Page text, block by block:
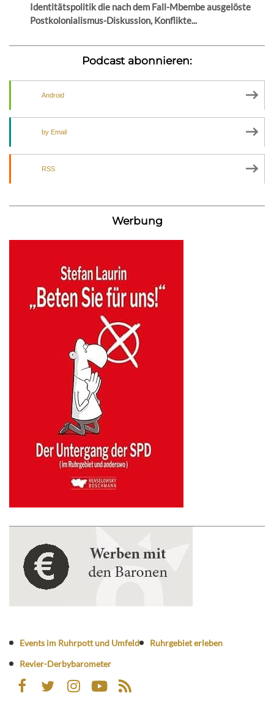
Identitätspolitik die nach dem Fall-Mbembe ausgelöste
Postkolonialismus-Diskussion, Konflikte...
Podcast abonnieren:
Android
by Email
RSS
Werbung
Events im Ruhrpott und Umfeld
Ruhrgebiet erleben
Revier-Derbybarometer